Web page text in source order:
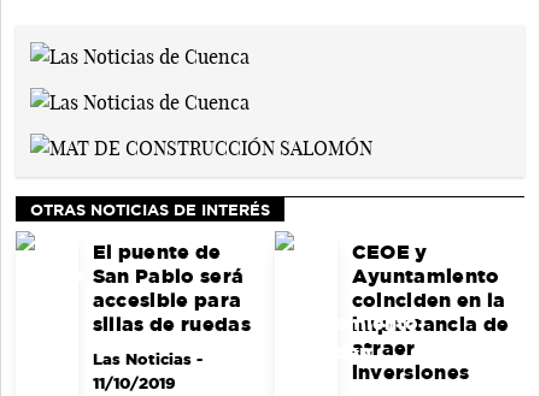
OTRAS NOTICIAS DE INTERÉS
El puente de
San Pablo será
accesible para
sillas de ruedas
Las Noticias-
11/10/2019
CEOE y
Ayuntamiento
coinciden en la
importancia de
atraer
inversiones